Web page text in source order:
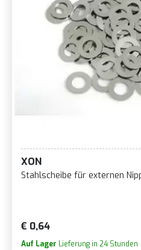
XON
Stahlscheibe für externen
€ 0,64
Auf Lager Lieferung in 24 Stunden